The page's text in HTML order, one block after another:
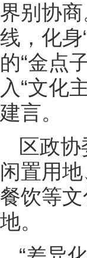
界别协
线，化
的“金点
入“文化
建言。
区政
闲置用
餐饮等
地。